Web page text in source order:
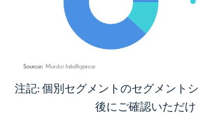
画像 © Mordor Intelligence。再利用にはCC BY
注記: 個別セグメントのセグメント
後にご確認いただけ